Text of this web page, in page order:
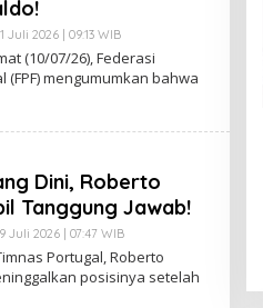
S
I
N
Juli 2026 | 09:13 WIBO
E
H
I
(10/07/26), Federasi
(FPF) mengumumkan bahwa
Dini, Roberto
Tanggung Jawab!
Juli 2026 | 07:47 WIBO
E
H
Portugal, Roberto
posisinya setelah